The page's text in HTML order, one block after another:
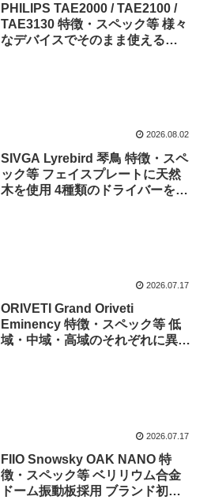
PHILIPS TAE2000 / TAE2100 /
TAE3130 特徴・スペック等 様々
なデバイスでそのまま使える
2026.08.02
SIVGA Lyrebird 琴鳥 特徴・スペ
ック等 フェイスプレートに天然
木を使用 4種類のドライバーを組
2026.07.17
ORIVETI Grand Oriveti
Eminency 特徴・スペック等 低
域・中域・高域のそれぞれに異な
2026.07.17
FIIO Snowsky OAK NANO 特
徴・スペック等 ベリリウム合金
ドーム振動板採用 ブランド初と